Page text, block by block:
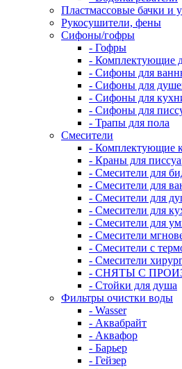
Пластмассовые бачки и
Рукосушители, фены
Сифоны/гофры
- Гофры
- Комплектующие
- Сифоны для
- Сифоны для
- Сифоны для
- Сифоны для
- Трапы для пола
Смесители
- Комплектующие
- Краны для
- Смесители для
- Смесители для
- Смесители для
- Смесители для
- Смесители для
- Смесители
- Смесители с
- Смесители
- СНЯТЫ С
- Стойки для душа
Фильтры очистки воды
- Wasser
- Аквабрайт
- Аквафор
- Барьер
- Гейзер